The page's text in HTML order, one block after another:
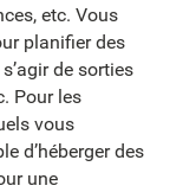
etc. Vous
planifier des
de sorties
Pour les
vous
d’héberger des
une